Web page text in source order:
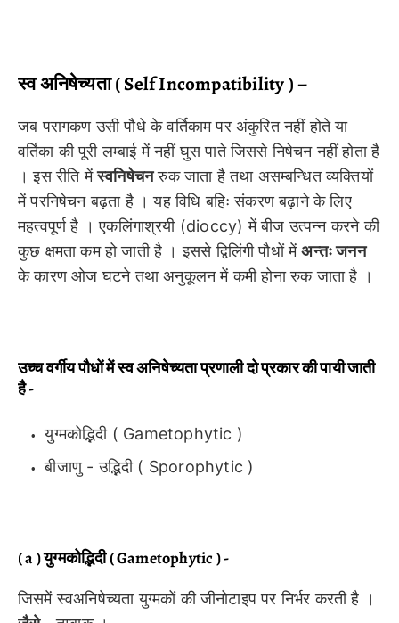
स्व अनिषेच्यता ( Self Incompatibility ) –
जब परागकण उसी पौधे के वर्तिकाम पर अंकुरित नहीं होते या
वर्तिका की पूरी लम्बाई में नहीं घुस पाते जिससे निषेचन नहीं होता है
। इस रीति मेंस्वनिषेचनरुक जाता है तथा असम्बन्धित व्यक्तियों
में परनिषेचन बढ़ता है । यह विधि बहिः संकरण बढ़ाने के लिए
महत्वपूर्ण है । एकलिंगाश्रयी (dioccy) में बीज उत्पन्न करने की
कुछ क्षमता कम हो जाती है । इससे द्विलिंगी पौधों मेंअन्तः जनन
के कारण ओज घटने तथा अनुकूलन में कमी होना रुक जाता है ।
उच्च वर्गीय पौधों में स्व अनिषेच्यता प्रणाली दो प्रकार की पायी जाती
है -
युग्मकोद्भिदी ( Gametophytic )
बीजाणु - उद्भिदी ( Sporophytic )
( a ) युग्मकोद्भिदी ( Gametophytic ) -
जिसमें स्वअनिषेच्यता युग्मकों की जीनोटाइप पर निर्भर करती है ।